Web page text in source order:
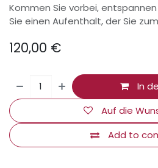
Kommen Sie vorbei,
Sie einen Aufenthalt, der Sie
120,00 €
In
Add to
Auf die